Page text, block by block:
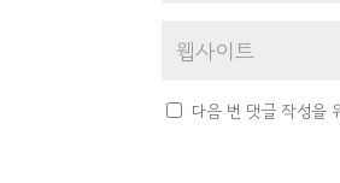
다음 번 댓글 작성을